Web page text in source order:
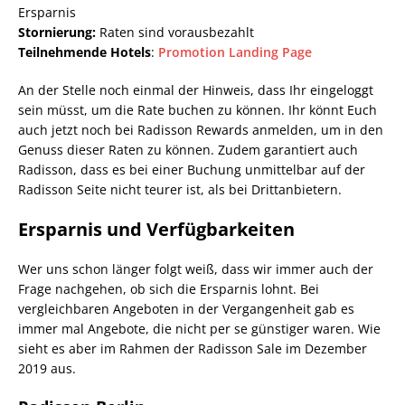
Ersparnis
Stornierung: Raten sind vorausbezahlt
Teilnehmende Hotels: Promotion Landing Page
An der Stelle noch einmal der Hinweis, dass Ihr eingeloggt
sein müsst, um die Rate buchen zu können. Ihr könnt Euch
auch jetzt noch bei Radisson Rewards anmelden, um in den
Genuss dieser Raten zu können. Zudem garantiert auch
Radisson, dass es bei einer Buchung unmittelbar auf der
Radisson Seite nicht teurer ist, als bei Drittanbietern.
Ersparnis und Verfügbarkeiten
Wer uns schon länger folgt weiß, dass wir immer auch der
Frage nachgehen, ob sich die Ersparnis lohnt. Bei
vergleichbaren Angeboten in der Vergangenheit gab es
immer mal Angebote, die nicht per se günstiger waren. Wie
sieht es aber im Rahmen der Radisson Sale im Dezember
2019 aus.